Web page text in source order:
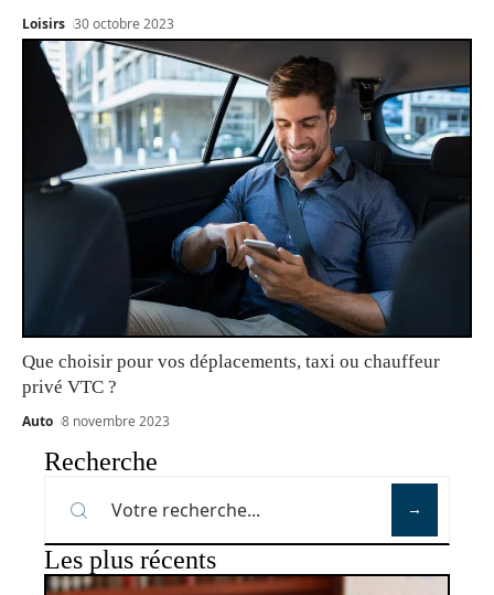
Loisirs 30 octobre 2023
Que choisir pour vos déplacements, taxi ou chauffeur
privé VTC ?
Auto 8 novembre 2023
Recherche
Les plus récents